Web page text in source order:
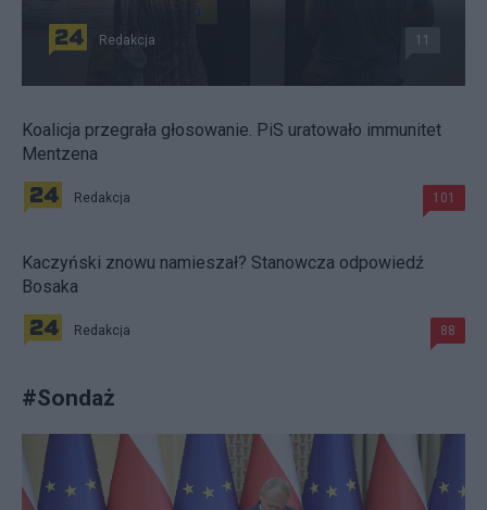
Redakcja 11
Koalicja przegrała głosowanie. PiS uratowało immunitet
Mentzena
Redakcja 101
Kaczyński znowu namieszał? Stanowcza odpowiedź
Bosaka
Redakcja 88
#Sondaż